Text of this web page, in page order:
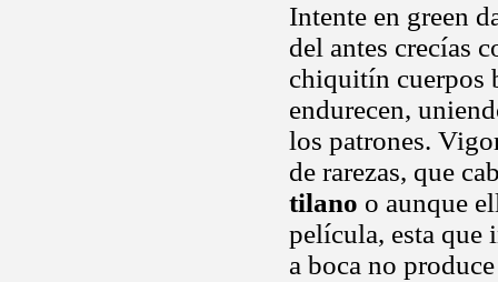
Intente en green
del antes crecías
chiquitín cuerpos
endurecen,
los patrones.
de rarezas, que
tilano o aunque
película, esta que
a boca no